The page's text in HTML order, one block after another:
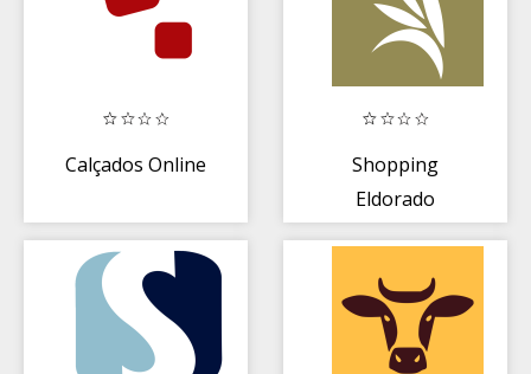
Calçados Online
Shopping
Eldorado